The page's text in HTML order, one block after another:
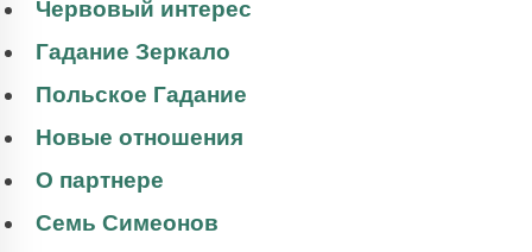
Червовый интерес
Гадание Зеркало
Польское Гадание
Новые отношения
О партнере
Семь Симеонов